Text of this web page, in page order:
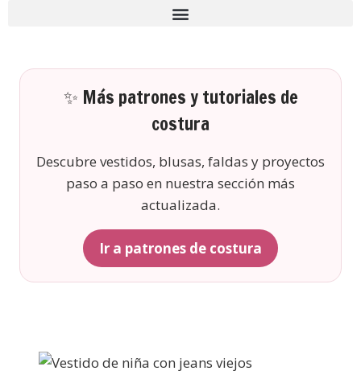
✨ Más patrones y tutoriales de
costura
Descubre vestidos, blusas, faldas y proyectos
paso a paso en nuestra sección más
actualizada.
Ir a patrones de costura